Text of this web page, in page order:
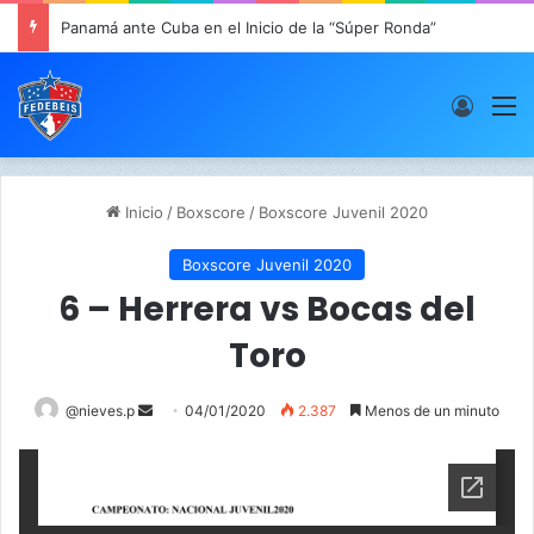
Panamá ante Cuba en el Inicio de la “Súper Ronda”
Inicio / Boxscore / Boxscore Juvenil 2020
Boxscore Juvenil 2020
6 – Herrera vs Bocas del
Toro
@nieves.p
a
04/01/2020 2.387 Menos de un minuto